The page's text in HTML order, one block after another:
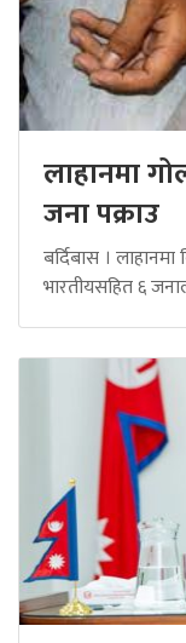
लाहानमा
जना पक्राउ
बर्दिबास । लाहानमा
भारतीयसहित ६